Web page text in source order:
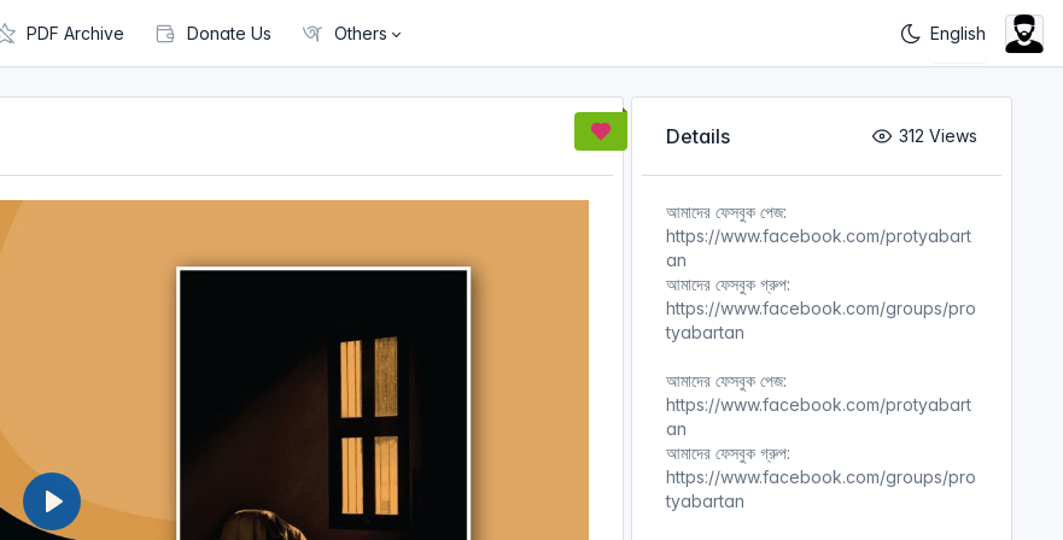
PDF Archive Donate Us Others
P
Details 312 Views
আমাদের ফেসবুক পেজ:
https://www.facebook.com/protyabart
an
আমাদের ফেসবুক গ্রুপ:
https://www.facebook.com/groups/pro
tyabartan
আমাদের ফেসবুক পেজ:
https://www.facebook.com/protyabart
an
আমাদের ফেসবুক গ্রুপ:
https://www.facebook.com/groups/pro
tyabartan